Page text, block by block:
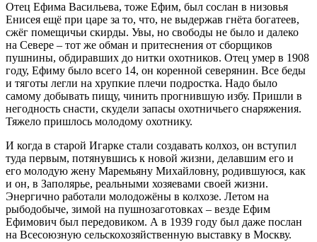
Отец Ефима Васильева, тоже Ефим, был сослан в низовья
Енисея ещё при царе за то, что, не выдержав гнёта богатеев,
сжёг помещичьи скирды. Увы, но свободы не было и далеко
на Севере – тот же обман и притеснения от сборщиков
пушнины, обдиравших до нитки охотников. Отец умер в 1908
году, Ефиму было всего 14, он коренной северянин. Все беды
и тяготы легли на хрупкие плечи подростка. Надо было
самому добывать пищу, чинить прогнившую избу. Пришли в
негодность снасти, скудели запасы охотничьего снаряжения.
Тяжело пришлось молодому охотнику.
И когда в старой Игарке стали создавать колхоз, он вступил
туда первым, потянувшись к новой жизни, делавшим его и
его молодую жену Маремьяну Михайловну, родившуюся, как
и он, в Заполярье, реальными хозяевами своей жизни.
Энергично работали молодожёны в колхозе. Летом на
рыбодобыче, зимой на пушнозаготовках – везде Ефим
Ефимович был передовиком. А в 1939 году был даже послан
на Всесоюзную сельскохозяйственную выставку в Москву.